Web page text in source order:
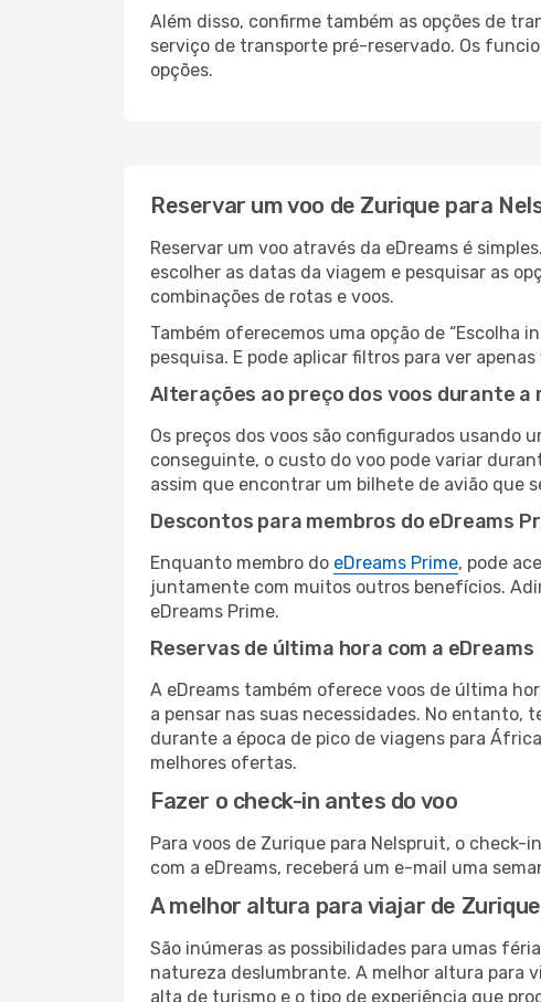
Além disso, confirme também as opções de
serviço de transporte pré-reservado. Os
opções.
Reservar um voo de Zurique para
Reservar um voo através da eDreams é
escolher as datas da viagem e pesquisar as
combinações de rotas e voos.
Também oferecemos uma opção de “Escolha
pesquisa. E pode aplicar filtros para ver
Alterações ao preço dos voos durante a
Os preços dos voos são configurados usando
conseguinte, o custo do voo pode variar
assim que encontrar um bilhete de avião que
Descontos para membros do eDreams
Enquanto membro do eDreams Prime, pode
juntamente com muitos outros benefícios.
eDreams Prime.
Reservas de última hora com a eDreams
A eDreams também oferece voos de última
a pensar nas suas necessidades. No entanto,
durante a época de pico de viagens para
melhores ofertas.
Fazer o check-in antes do voo
Para voos de Zurique para Nelspruit, o
com a eDreams, receberá um e-mail uma
A melhor altura para viajar de
São inúmeras as possibilidades para umas
natureza deslumbrante. A melhor altura para
alta de turismo e o tipo de experiência que